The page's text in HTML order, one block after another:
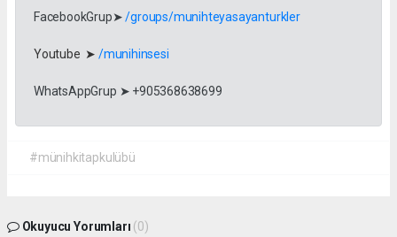
FacebookGrup➤/groups/munihteyasayanturkler
Youtube ➤ /munihinsesi
WhatsAppGrup ➤ +905368638699
#münihkitapkulübü
Okuyucu Yorumları (0)